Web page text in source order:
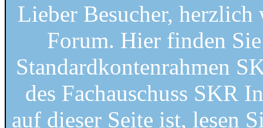
Lieber Besucher,
Forum. Hier finden
Standardkontenrahmen
des Fachauschuss SKR
auf dieser Seite ist, lesen